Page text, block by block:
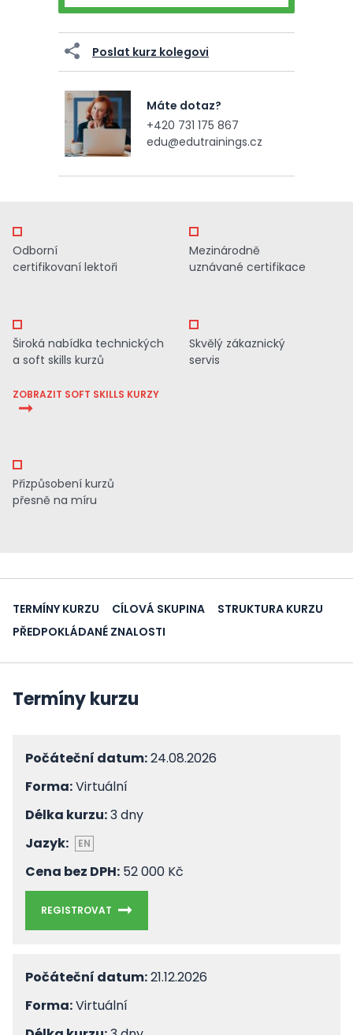
Poslat kurz kolegovi
Máte dotaz?
+420 731 175 867
edu@edutrainings.cz
Odborní
certifikovaní lektoři
Mezinárodně
uznávané certifikace
Široká nabídka technických
a soft skills kurzů
ZOBRAZIT SOFT SKILLS KURZY
Skvělý zákaznický
servis
Přizpůsobení kurzů
přesně na míru
TERMÍNY KURZU CÍLOVÁ SKUPINA
STRUKTURA KURZU
PŘEDPOKLÁDANÉ ZNALOSTI
Termíny kurzu
Počáteční datum:24.08.2026
Forma:Virtuální
Délka kurzu:3 dny
Jazyk:
EN
Cena bez DPH: 52 000 Kč
REGISTROVAT
Počáteční datum:21.12.2026
Forma:Virtuální